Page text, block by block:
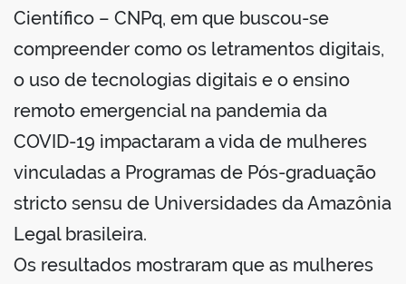
Científico – CNPq, em que buscou-se
compreender como os letramentos digitais,
o uso de tecnologias digitais e o ensino
remoto emergencial na pandemia da
COVID-19 impactaram a vida de mulheres
vinculadas a Programas de Pós-graduação
stricto sensu de Universidades da Amazônia
Legal brasileira.
Os resultados mostraram que as mulheres